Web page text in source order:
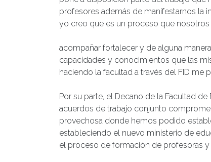
profesores además de manifestarnos la
yo creo que es un proceso que
acompañar fortalecer y de alguna
capacidades y conocimientos que las
haciendo la facultad a través del FID me
Por su parte, el Decano de la Facultad
acuerdos de trabajo conjunto
provechosa donde hemos podido
estableciendo el nuevo ministerio de
el proceso de formación de profesoras y